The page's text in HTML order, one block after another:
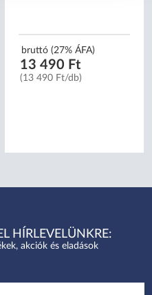
bruttó (27% ÁFA)
13 490 Ft
(13 490 Ft/db)
HÍRLEVELÜNKRE:
akciók és eladások